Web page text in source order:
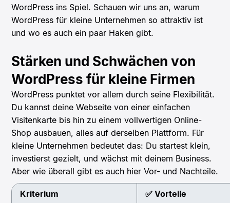
WordPress ins Spiel. Schauen wir uns an, warum
WordPress für kleine Unternehmen so attraktiv ist
und wo es auch ein paar Haken gibt.
Stärken und Schwächen von
WordPress für kleine Firmen
WordPress punktet vor allem durch seine Flexibilität.
Du kannst deine Webseite von einer einfachen
Visitenkarte bis hin zu einem vollwertigen Online-
Shop ausbauen, alles auf derselben Plattform. Für
kleine Unternehmen bedeutet das: Du startest klein,
investierst gezielt, und wächst mit deinem Business.
Aber wie überall gibt es auch hier Vor- und Nachteile.
Kriterium ✅ Vorteile